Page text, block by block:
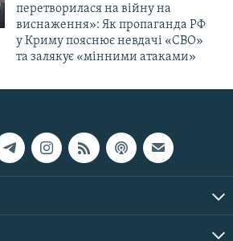
перетворилася на війну на
виснаження»: Як пропаганда РФ
у Криму пояснює невдачі «СВО»
та залякує «мінними атаками»